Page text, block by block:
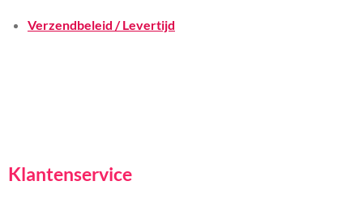
Verzendbeleid / Levertijd
Klantenservice